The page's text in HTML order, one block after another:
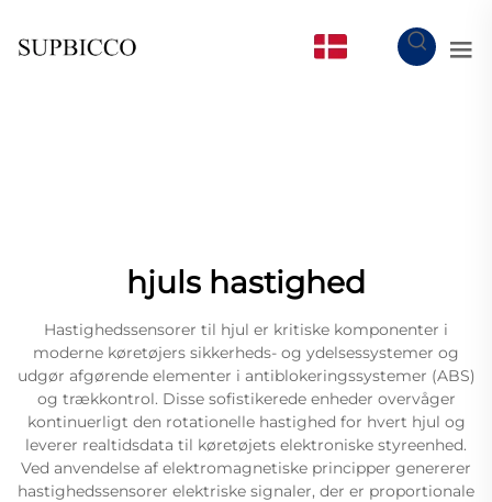
hjuls hastighed
Hastighedssensorer til hjul er kritiske komponenter i
moderne køretøjers sikkerheds- og ydelsessystemer og
udgør afgørende elementer i antiblokeringssystemer (ABS)
og trækkontrol. Disse sofistikerede enheder overvåger
kontinuerligt den rotationelle hastighed for hvert hjul og
leverer realtidsdata til køretøjets elektroniske styreenhed.
Ved anvendelse af elektromagnetiske principper genererer
hastighedssensorer elektriske signaler, der er proportionale